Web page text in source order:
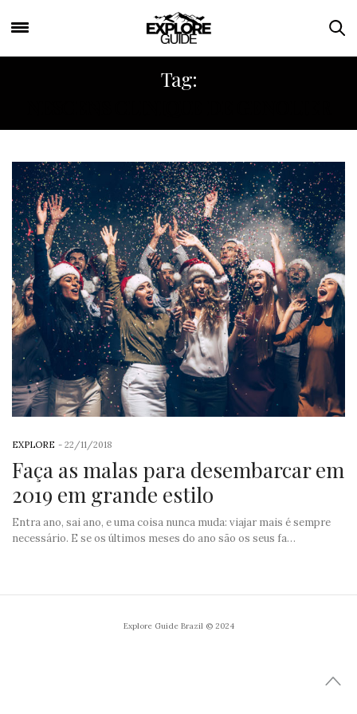
Tag:
EXPLORE - 22/11/2018
Faça as malas para desembarcar em
2019 em grande estilo
Entra ano, sai ano, e uma coisa nunca muda: viajar mais é sempre
necessário. E se os últimos meses do ano são os seus fa…
Explore Guide Brazil © 2024